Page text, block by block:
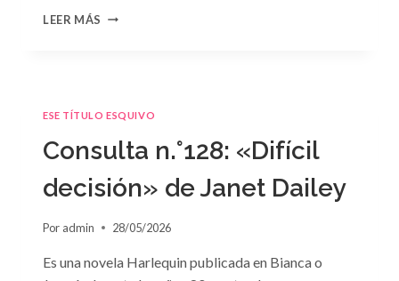
LEER MÁS CONSULTA
ESE TÍTULO ESQUIVO
Consulta n.°128: «Difícil
decisión» de Janet Dailey
Por admin 28/05/2026
Es una novela Harlequin publicada en Bianca o